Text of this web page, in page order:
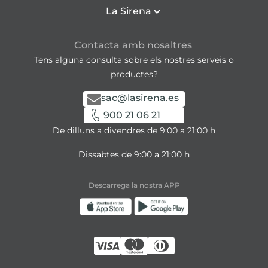
La Sirena
Contacta amb nosaltres
Tens alguna consulta sobre els nostres serveis o
productes?
sac@lasirena.es
900 21 06 21
De dilluns a divendres de 9:00 a 21:00 h
Dissabtes de 9:00 a 21:00 h
Descarrega la nostra APP